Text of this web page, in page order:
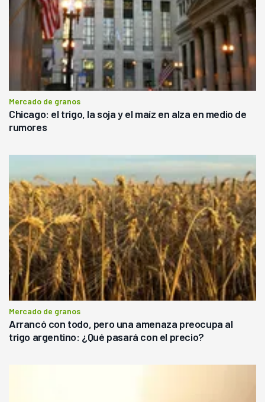
Mercado de granos
Chicago: el trigo, la soja y el maíz en alza en medio de
rumores
Mercado de granos
Arrancó con todo, pero una amenaza preocupa al
trigo argentino: ¿Qué pasará con el precio?